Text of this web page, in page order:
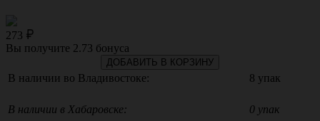
273
Вы получите 2.73 бонуса
ДОБАВИТЬ В КОРЗИНУ
В наличии во Владивостоке: 8 упак
В наличии в Хабаровске: 0 упак